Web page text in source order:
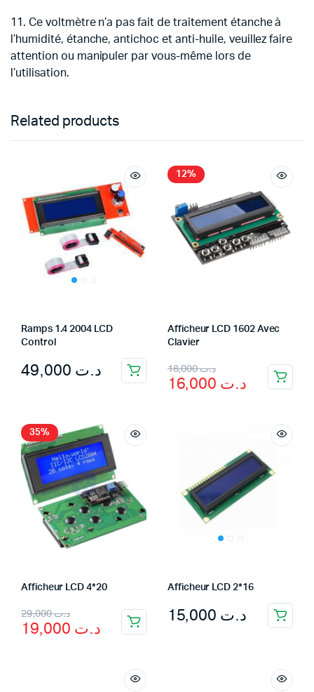
11. Ce voltmètre n’a pas fait de traitement étanche à
l’humidité, étanche, antichoc et anti-huile, veuillez faire
attention ou manipuler par vous-même lors de
l’utilisation.
Related products
Ramps 1.4 2004 LCD
Control
د.ت
12%
Afficheur LCD 1602 Avec
Clavier
د.ت18,000
Original
price
د.ت
Current
price
35%
Afficheur LCD 4*20
د.ت29,000
Original
price
د.ت
Current
price
Afficheur LCD 2*16
د.ت